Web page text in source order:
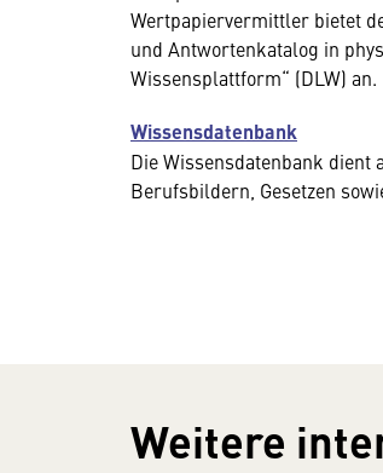
Wertpapiervermittler bietet
und Antwortenkatalog in
Wissensplattform“ (DLW) an.
Wissensdatenbank
Die Wissensdatenbank
Berufsbildern, Gesetzen
Weitere